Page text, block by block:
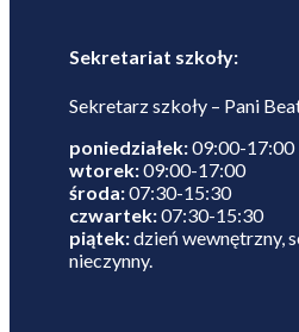
Sekretariat szkoły:
Sekretarz szkoły – Pani
poniedziałek:09:00-17:00
wtorek:09:00-17:00
środa:07:30-15:30
czwartek:07:30-15:30
piątek:dzień wewnętrzny,
nieczynny.